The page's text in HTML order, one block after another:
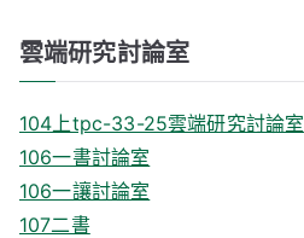
雲端研究討論室
104上tpc-33-25雲端研究討論室
106一書討論室
106一讓討論室
107二書